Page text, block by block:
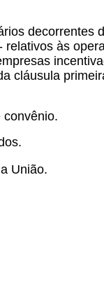
decorrentes
às
cláusula
convênio.
União.